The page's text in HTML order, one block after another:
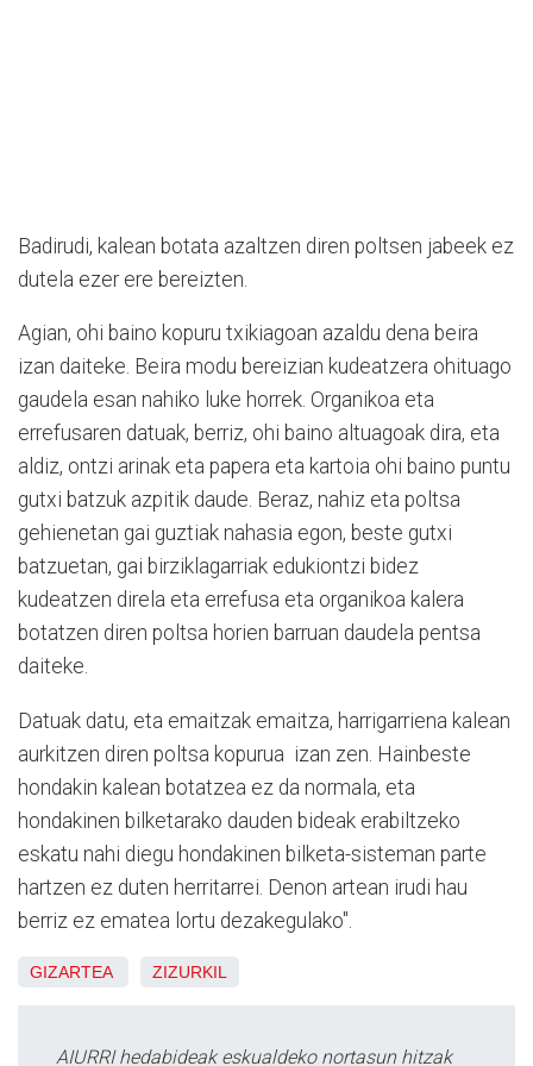
Badirudi, kalean botata azaltzen diren poltsen jabeek ez
dutela ezer ere bereizten.
Agian, ohi baino kopuru txikiagoan azaldu dena beira
izan daiteke. Beira modu bereizian kudeatzera ohituago
gaudela esan nahiko luke horrek. Organikoa eta
errefusaren datuak, berriz, ohi baino altuagoak dira, eta
aldiz, ontzi arinak eta papera eta kartoia ohi baino puntu
gutxi batzuk azpitik daude. Beraz, nahiz eta poltsa
gehienetan gai guztiak nahasia egon, beste gutxi
batzuetan, gai birziklagarriak edukiontzi bidez
kudeatzen direla eta errefusa eta organikoa kalera
botatzen diren poltsa horien barruan daudela pentsa
daiteke.
Datuak datu, eta emaitzak emaitza, harrigarriena kalean
aurkitzen diren poltsa kopurua izan zen. Hainbeste
hondakin kalean botatzea ez da normala, eta
hondakinen bilketarako dauden bideak erabiltzeko
eskatu nahi diegu hondakinen bilketa-sisteman parte
hartzen ez duten herritarrei. Denon artean irudi hau
berriz ez ematea lortu dezakegulako".
GIZARTEA ZIZURKIL
AIURRI hedabideak eskualdeko nortasun hitzak